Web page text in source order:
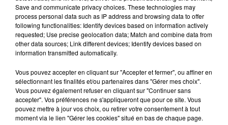
À LA UNE
31 juillet 2026
Gagnez vos entrées à Terra Botanica !
11 juillet 2026
Inscrivez-vous au casting The Voice & The Voice
Kids !
Save and communicate privacy choices. These technologies may
process personal data such as IP address and browsing data to offer
following functionalities: Identify devices based on information actively
requested; Use precise geolocation data; Match and combine data from
other data sources; Link different devices; Identify devices based on
information transmitted automatically.
Vous pouvez accepter en cliquant sur "Accepter et fermer", ou affiner en
sélectionnant les finalités et/ou partenaires dans "Gérer mes choix".
Vous pouvez également refuser en cliquant sur "Continuer sans
accepter". Vos préférences ne s'appliqueront que pour ce site. Vous
pouvez mettre à jour vos choix, ou retirer votre consentement à tout
moment via le lien "Gérer les cookies" situé en bas de chaque page.